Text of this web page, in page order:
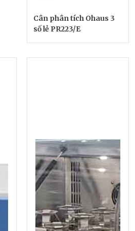
Cân phân tích Ohaus 3
số lẻ PR223/E